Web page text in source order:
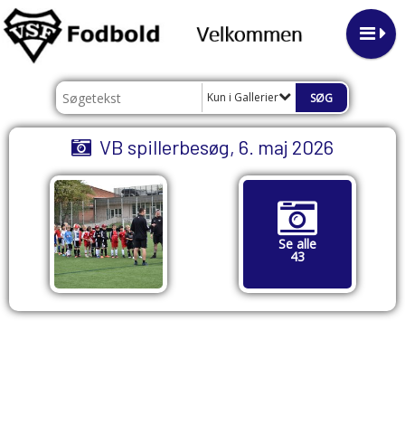
Kun i Gallerier
VB spillerbesøg, 6. maj 2026
Se alle
43